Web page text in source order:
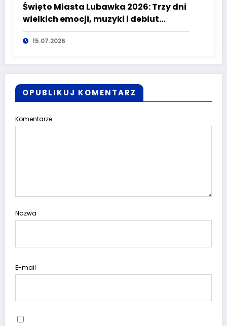
Święto Miasta Lubawka 2026: Trzy dni
wielkich emocji, muzyki i debiut
Pucharu Polski Strongman
15.07.2026
OPUBLIKUJ KOMENTARZ
Komentarze
Nazwa
E-mail